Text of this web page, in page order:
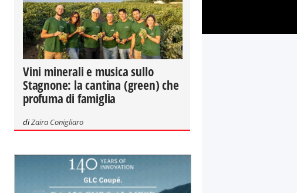
Vini minerali e musica sullo
Stagnone: la cantina (green) che
profuma di famiglia
diZaira Conigliaro